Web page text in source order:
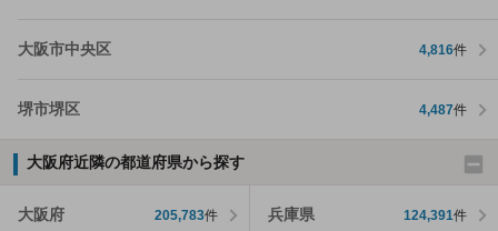
大阪市中央区 4,816件
堺市堺区 4,487件
大阪府近隣の都道府県から探す
大阪府 205,783件 兵庫県 124,391件